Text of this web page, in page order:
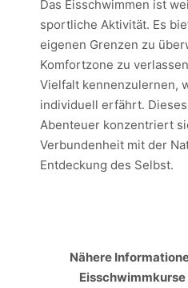
Das Eisschwimmen ist
sportliche Aktivität. Es
eigenen Grenzen zu
Komfortzone zu
Vielfalt kennenzulernen,
individuell erfährt.
Abenteuer konzentriert
Verbundenheit mit der
Entdeckung des Selbst.
Nähere